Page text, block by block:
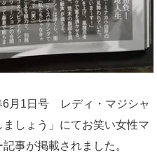
月1日号 レディ・マジシャ
しょう」にてお笑い女性マ
事が掲載されました。